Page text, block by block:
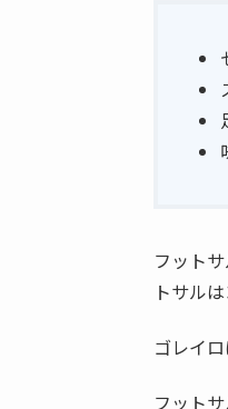
フット
トサル
ゴレイ
フット